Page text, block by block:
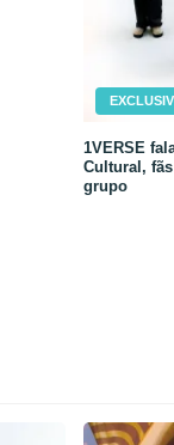
1VERSE
Cultural,
grupo